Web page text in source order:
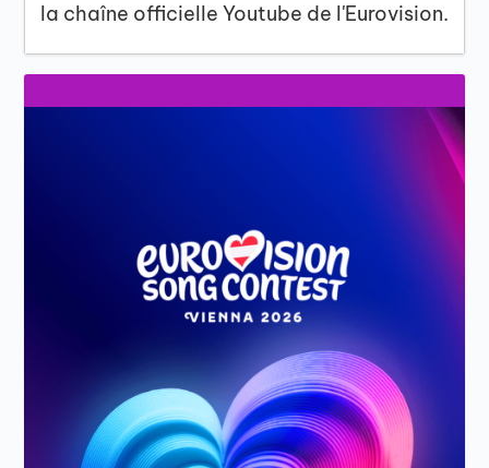
la chaîne officielle Youtube de l'Eurovision.